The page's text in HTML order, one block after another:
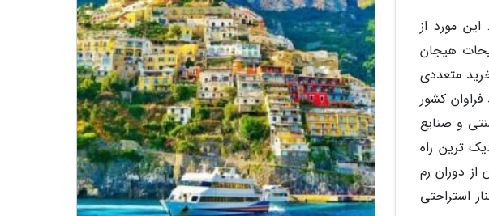
مورد از
هیجان
متعددی
کشور
و صنایع
ترین راه
دوران رم
استراحتی